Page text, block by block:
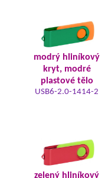
modrý hliníkový
kryt, modré
plastové tělo
USB6-2.0-1414-2
zelený hliníkový